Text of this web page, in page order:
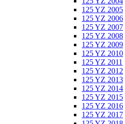
125 YZ 2005
125 YZ 2006
125 YZ 2007
125 YZ 2008
125 YZ 2009
125 YZ 2010
125 YZ 2011
125 YZ 2012
125 YZ 2013
125 YZ 2014
125 YZ 2015
125 YZ 2016
125 YZ 2017